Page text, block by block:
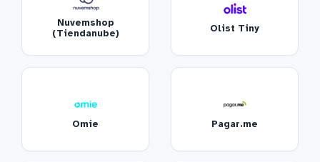
Nuvemshop
(Tiendanube)
Olist Tiny
Omie Pagar.me